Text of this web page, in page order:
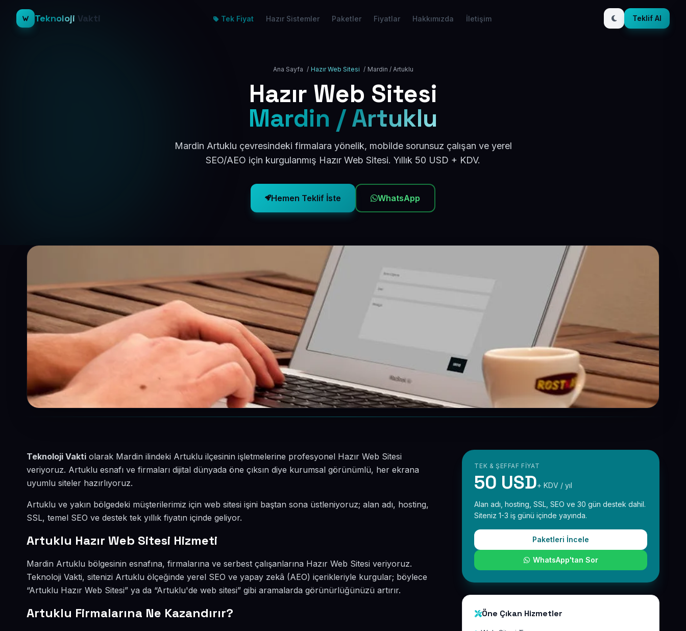
Teknoloji Vakti Tek Fiyat Hazır Sistemler Paketler Fiyatlar Hakkımızda İletişim Teklif Al
Ana Sayfa / Hazır Web Sitesi / Mardin / Artuklu
Hazır Web Sitesi
Mardin / Artuklu
Mardin Artuklu çevresindeki firmalara yönelik, mobilde sorunsuz çalışan ve yerel
SEO/AEO için kurgulanmış Hazır Web Sitesi. Yıllık 50 USD + KDV.
Hemen Teklif İste WhatsApp
Teknoloji Vakti olarak Mardin ilindeki Artuklu ilçesinin işletmelerine profesyonel Hazır Web Sitesi
veriyoruz. Artuklu esnafı ve firmaları dijital dünyada öne çıksın diye kurumsal görünümlü, her ekrana
uyumlu siteler hazırlıyoruz.
Artuklu ve yakın bölgedeki müşterilerimiz için web sitesi işini baştan sona üstleniyoruz; alan adı, hosting,
SSL, temel SEO ve destek tek yıllık fiyatın içinde geliyor.
Artuklu Hazır Web Sitesi Hizmeti
Mardin Artuklu bölgesinin esnafına, firmalarına ve serbest çalışanlarına Hazır Web Sitesi veriyoruz.
Teknoloji Vakti, sitenizi Artuklu ölçeğinde yerel SEO ve yapay zekâ (AEO) içerikleriyle kurgular; böylece
“Artuklu Hazır Web Sitesi” ya da “Artuklu'de web sitesi” gibi aramalarda görünürlüğünüzü artırır.
Artuklu Firmalarına Ne Kazandırır?
TEK & ŞEFFAF FIYAT
50 USD+ KDV / yıl
Alan adı, hosting, SSL, SEO ve 30 gün destek dahil.
Siteniz 1-3 iş günü içinde yayında.
Paketleri İncele
WhatsApp'tan Sor
Öne Çıkan Hizmetler